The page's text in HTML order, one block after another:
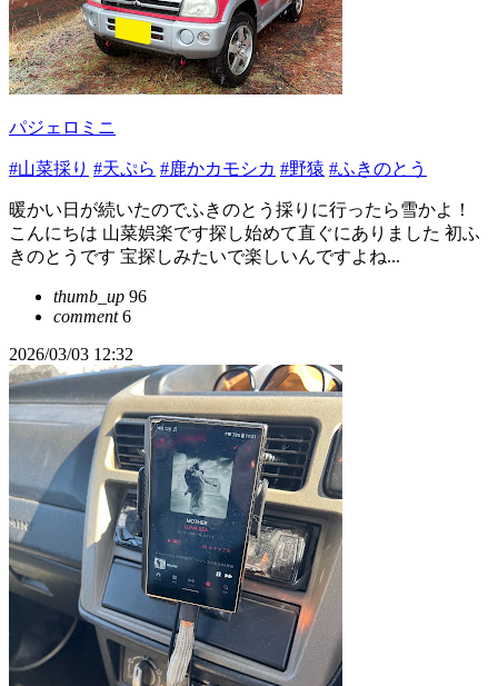
パジェロミニ
#山菜採り #天ぷら #鹿かカモシカ #野猿 #ふきのとう
暖かい日が続いたのでふきのとう採りに行ったら雪かよ！
こんにちは 山菜娯楽です探し始めて直ぐにありました 初ふ
きのとうです 宝探しみたいで楽しいんですよね...
thumb_up 96
comment6
2026/03/03 12:32